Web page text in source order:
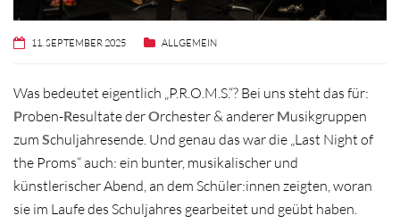
11. SEPTEMBER 2025 ALLGEMEIN
Was bedeutet eigentlich „P.R.O.M.S.“? Bei uns steht das für:
Proben-Resultate derOrchester & anderer Musikgruppen
zum Schuljahresende. Und genau das war die „Last Night of
the Proms“ auch: ein bunter, musikalischer und
künstlerischer Abend, an dem Schüler:innen zeigten, woran
sie im Laufe des Schuljahres gearbeitet und geübt haben.